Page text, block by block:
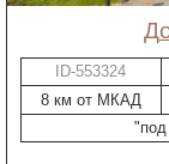
ID-553324
8 км от МКАД